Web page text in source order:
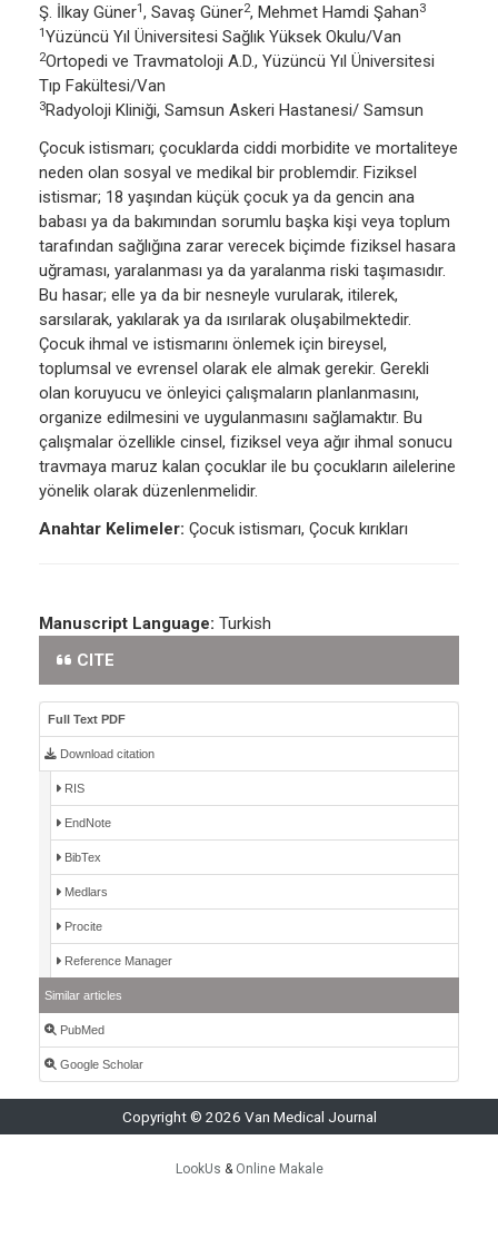
Ş. İlkay Güner1, Savaş Güner2, Mehmet Hamdi Şahan3
1Yüzüncü Yıl Üniversitesi Sağlık Yüksek Okulu/Van
2Ortopedi ve Travmatoloji A.D., Yüzüncü Yıl Üniversitesi
Tıp Fakültesi/Van
3Radyoloji Kliniği, Samsun Askeri Hastanesi/ Samsun
Çocuk istismarı; çocuklarda ciddi morbidite ve mortaliteye
neden olan sosyal ve medikal bir problemdir. Fiziksel
istismar; 18 yaşından küçük çocuk ya da gencin ana
babası ya da bakımından sorumlu başka kişi veya toplum
tarafından sağlığına zarar verecek biçimde fiziksel hasara
uğraması, yaralanması ya da yaralanma riski taşımasıdır.
Bu hasar; elle ya da bir nesneyle vurularak, itilerek,
sarsılarak, yakılarak ya da ısırılarak oluşabilmektedir.
Çocuk ihmal ve istismarını önlemek için bireysel,
toplumsal ve evrensel olarak ele almak gerekir. Gerekli
olan koruyucu ve önleyici çalışmaların planlanmasını,
organize edilmesini ve uygulanmasını sağlamaktır. Bu
çalışmalar özellikle cinsel, fiziksel veya ağır ihmal sonucu
travmaya maruz kalan çocuklar ile bu çocukların ailelerine
yönelik olarak düzenlenmelidir.
Anahtar Kelimeler: Çocuk istismarı, Çocuk kırıkları
Manuscript Language: Turkish
CITE
Full Text PDF
Download citation
RIS
EndNote
BibTex
Medlars
Procite
Reference Manager
Similar articles
PubMed
Google Scholar
Copyright © 2026 Van Medical Journal
LookUs & Online Makale